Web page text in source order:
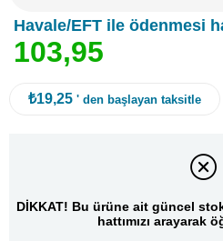
Havale/EFT ile ödenmesi
103,95
₺19,25 ' den başlayan taksitle
DİKKAT! Bu ürüne ait güncel
hattımızı arayarak